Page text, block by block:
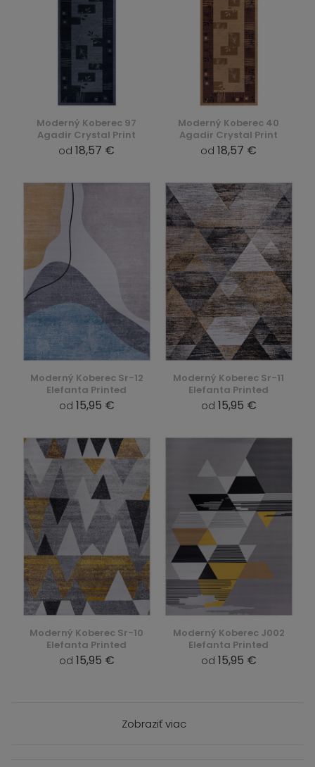
Moderný Koberec 97
Agadir Crystal Print
od 18,57 €
Moderný Koberec 40
Agadir Crystal Print
od 18,57 €
Moderný Koberec Sr-12
Elefanta Printed
od 15,95 €
Moderný Koberec Sr-11
Elefanta Printed
od 15,95 €
Moderný Koberec Sr-10
Elefanta Printed
od 15,95 €
Moderný Koberec J002
Elefanta Printed
od 15,95 €
Zobraziť viac